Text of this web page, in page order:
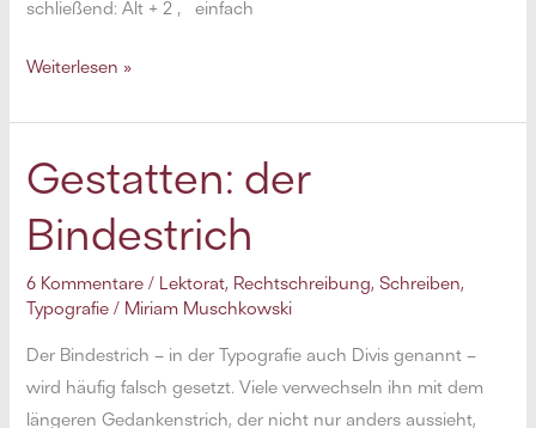
schließend: Alt + 2 ‚ einfach
Tastaturkürzel
häufige
Sonderzeichen
(am
Mac)
Weiterlesen »
Gestatten: der
Bindestrich
6 Kommentare / Lektorat, Rechtschreibung,Schreiben,
Typografie / Miriam Muschkowski
Der Bindestrich – in der Typografie auch Divis genannt –
wird häufig falsch gesetzt. Viele verwechseln ihn mit dem
längeren Gedankenstrich, der nicht nur anders aussieht,